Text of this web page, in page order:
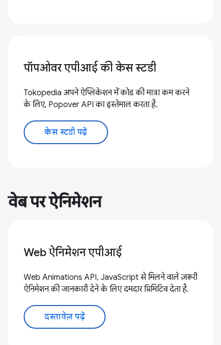
पॉपओवर एपीआई की केस स्टडी
Tokopedia अपने ऐप्लिकेशन में कोड की मात्रा कम करने
के लिए, Popover API का इस्तेमाल करता है.
केस स्टडी पढ़ें
वेब पर ऐनिमेशन
Web ऐनिमेशन एपीआई
Web Animations API, JavaScript से मिलने वाले ज़रूरी
ऐनिमेशन की जानकारी देने के लिए दमदार प्रिमिटिव देता है.
दस्तावेज़ पढ़ें